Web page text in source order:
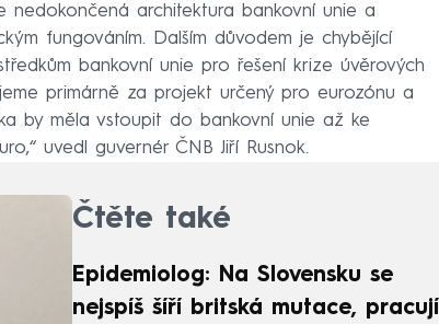
nedokončená architektura bankovní unie a
fungováním. Dalším důvodem je chybějící
bankovní unie pro řešení krize úvěrových
primárně za projekt určený pro eurozónu a
by měla vstoupit do bankovní unie až ke
uvedl guvernér ČNB Jiří Rusnok.
Čtěte také
Epidemiolog: Na Slovensku se
nejspíš šíří britská mutace, pracují